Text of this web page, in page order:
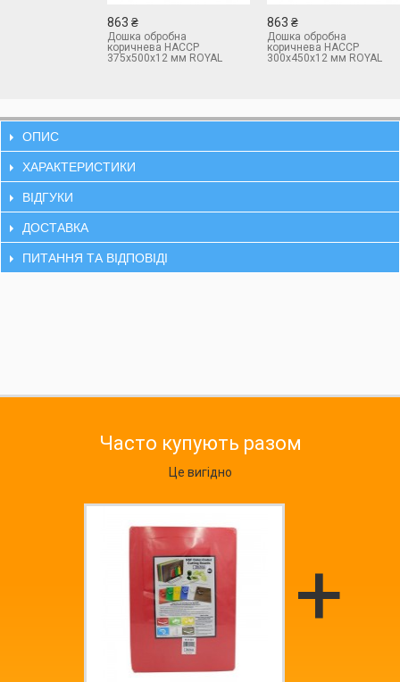
863 ₴
Дошка обробна
коричнева HACCP
375х500х12 мм ROYAL
863 ₴
Дошка обробна
коричнева HACCP
300х450х12 мм ROYAL
ОПИС
ХАРАКТЕРИСТИКИ
ВІДГУКИ
ДОСТАВКА
ПИТАННЯ ТА ВІДПОВІДІ
Часто купують разом
Це вигідно